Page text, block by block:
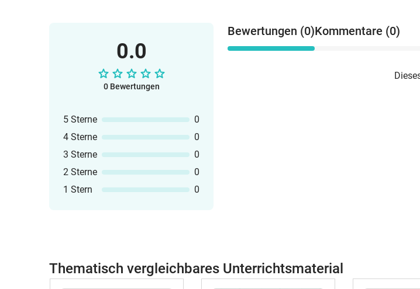
0.0
0 Bewertungen
5 Sterne
0
4 Sterne
0
3 Sterne
0
2 Sterne
0
1 Stern
0
Bewertungen (0)Kommentare (0)
Thematisch vergleichbares Unterrichtsmaterial